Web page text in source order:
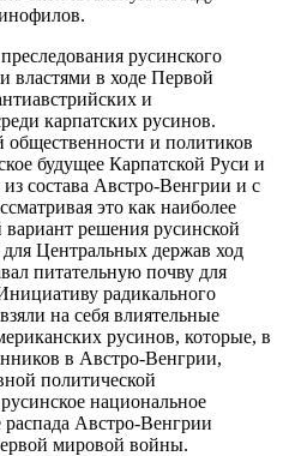
русинского
властями в ходе Первой
и
карпатских русинов.
общественности и политиков
будущее Карпатской Руси и
состава Австро-Венгрии и с
это как наиболее
решения русинской
Центральных держав ход
питательную почву для
радикального
на себя влиятельные
русинов, которые, в
в Австро-Венгрии,
политической
национальное
распада Австро-Венгрии
мировой войны.